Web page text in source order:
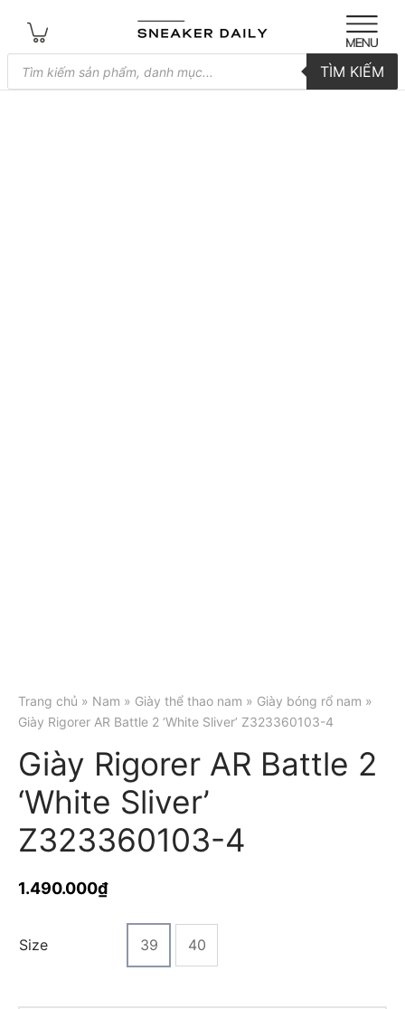
Tìm
kiếm
sản
TÌM KIẾM
Trang chủ » Nam » Giày thể thao nam » Giày bóng rổ nam »
Giày Rigorer AR Battle 2 ‘White Sliver’ Z323360103-4
Giày Rigorer AR Battle 2
‘White Sliver’
Z323360103-4
1.490.000₫
Size 39 40